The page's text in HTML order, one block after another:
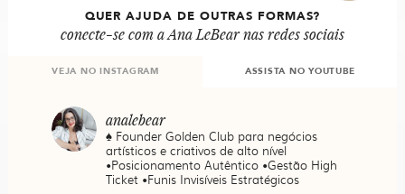
QUER AJUDA DE OUTRAS FORMAS?
conecte-se com a Ana LeBear nas redes sociais
VEJA NO INSTAGRAM ASSISTA NO YOUTUBE
analebear
♠️ Founder Golden Club para negócios
artísticos e criativos de alto nível
•Posicionamento Autêntico •Gestão High
Ticket •Funis Invisíveis Estratégicos